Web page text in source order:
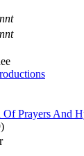
Prayers And